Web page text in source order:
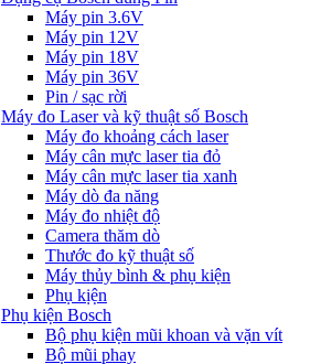
Máy pin 3.6V
Máy pin 12V
Máy pin 18V
Máy pin 36V
Pin / sạc rời
Máy đo Laser và kỹ thuật số Bosch
Máy đo khoảng cách laser
Máy cân mực laser tia đỏ
Máy cân mực laser tia xanh
Máy dò đa năng
Máy đo nhiệt độ
Camera thăm dò
Thước đo kỹ thuật số
Máy thủy bình & phụ kiện
Phụ kịện
Phụ kiện Bosch
Bộ phụ kiện mũi khoan và vặn vít
Bộ mũi phay